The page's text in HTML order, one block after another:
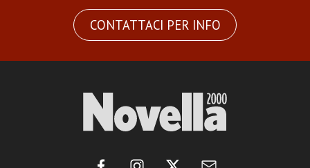
CONTATTACI PER INFO